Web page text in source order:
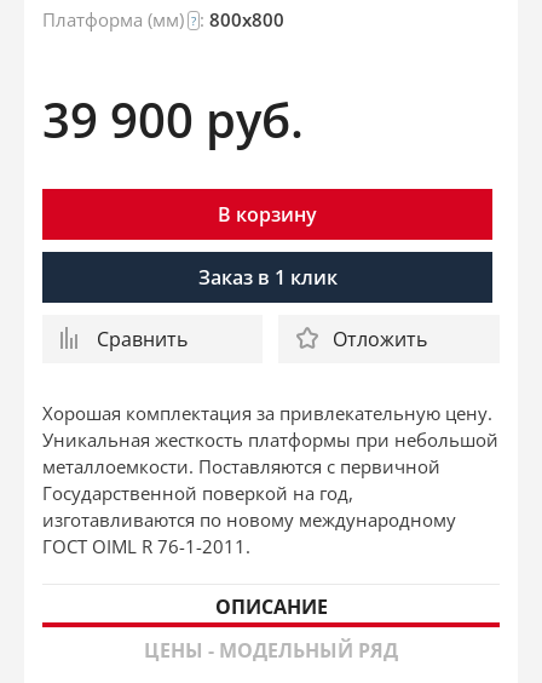
Платформа (мм) ? : 800x800
39 900 руб.
В корзину
Заказ в 1 клик
Сравнить Отложить
Хорошая комплектация за привлекательную цену.
Уникальная жесткость платформы при небольшой
металлоемкости. Поставляются с первичной
Государственной поверкой на год,
изготавливаются по новому международному
ГОСТ OIML R 76-1-2011.
ОПИСАНИЕ
ЦЕНЫ - МОДЕЛЬНЫЙ РЯД